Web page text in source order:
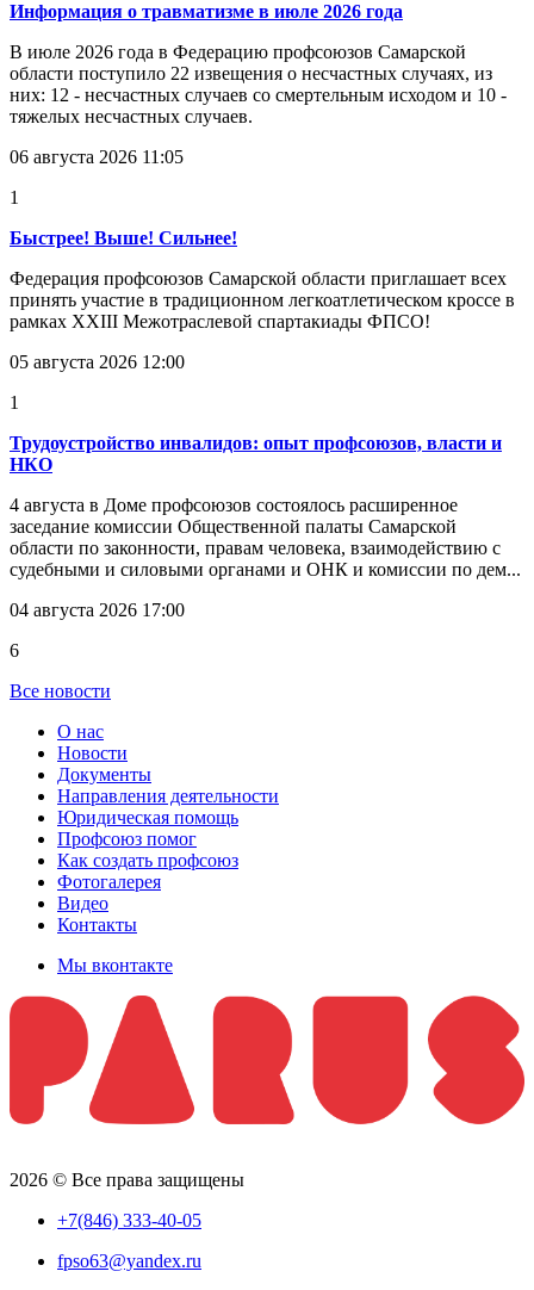
Информация о травматизме в июле 2026 года
В июле 2026 года в Федерацию профсоюзов Самарской
области поступило 22 извещения о несчастных случаях, из
них: 12 - несчастных случаев со смертельным исходом и 10 -
тяжелых несчастных случаев.
06 августа 2026 11:05
1
Быстрее! Выше! Сильнее!
Федерация профсоюзов Самарской области приглашает всех
принять участие в традиционном легкоатлетическом кроссе в
рамках XXIII Межотраслевой спартакиады ФПСО!
05 августа 2026 12:00
1
Трудоустройство инвалидов: опыт профсоюзов, власти и
НКО
4 августа в Доме профсоюзов состоялось расширенное
заседание комиссии Общественной палаты Самарской
области по законности, правам человека, взаимодействию с
судебными и силовыми органами и ОНК и комиссии по дем...
04 августа 2026 17:00
6
Все новости
О нас
Новости
Документы
Направления деятельности
Юридическая помощь
Профсоюз помог
Как создать профсоюз
Фотогалерея
Видео
Контакты
Мы вконтакте
2026 © Все права защищены
+7(846) 333-40-05
fpso63@yandex.ru